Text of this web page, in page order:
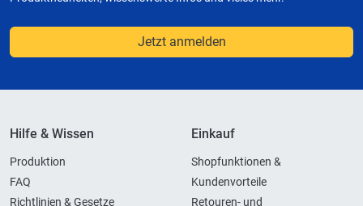
Jetzt anmelden
Hilfe & Wissen
Produktion
FAQ
Richtlinien & Gesetze
Einkauf
Shopfunktionen &
Kundenvorteile
Retouren- und